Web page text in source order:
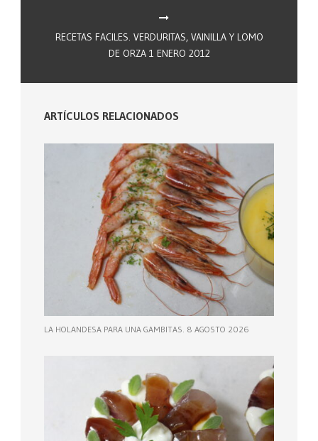
RECETAS FACILES. VERDURITAS, VAINILLA Y LOMO
DE ORZA 1 ENERO 2012
ARTÍCULOS RELACIONADOS
LA HOLANDESA PARA UNA GAMBITAS. 8 AGOSTO 2026